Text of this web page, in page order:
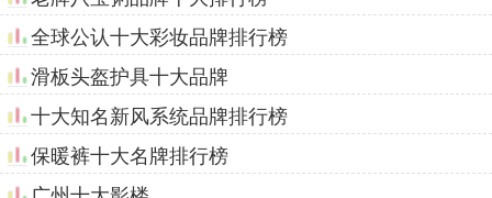
全球公认十大彩妆品牌排行榜
滑板头盔护具十大品牌
十大知名新风系统品牌排行榜
保暖裤十大名牌排行榜